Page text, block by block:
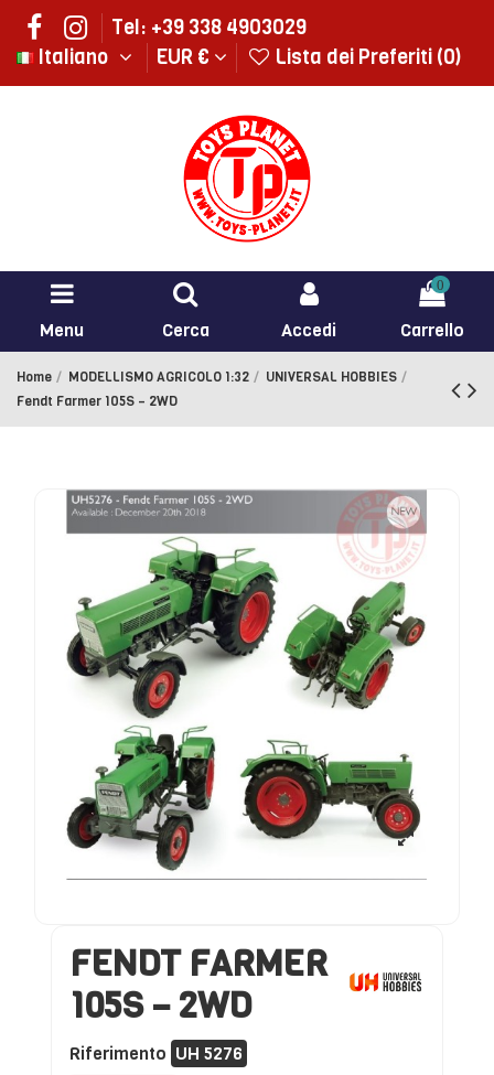
Tel: +39 338 4903029
Italiano
EUR € Lista dei Preferiti (0)
Menu Cerca Accedi
0
Carrello
Home MODELLISMO AGRICOLO 1:32
UNIVERSAL HOBBIES
Fendt Farmer 105S – 2WD
FENDT FARMER
105S – 2WD
Riferimento UH 5276